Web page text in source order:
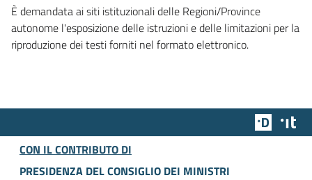
È demandata ai siti istituzionali delle Regioni/Province
autonome l'esposizione delle istruzioni e delle limitazioni per la
riproduzione dei testi forniti nel formato elettronico.
Team
CON IL CONTRIBUTO DI
PRESIDENZA DEL CONSIGLIO DEI MINISTRI